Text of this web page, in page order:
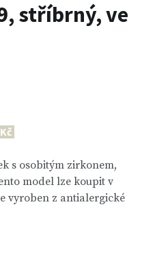
stříbrný, ve
s osobitým zirkonem,
model lze koupit v
vyroben z antialergické